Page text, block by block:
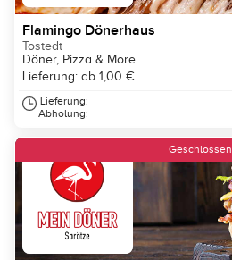
Flamingo Dönerhaus
Tostedt
Döner, Pizza & More
Lieferung: ab 1,00 €
Lieferung:
Abholung:
Geschlossen